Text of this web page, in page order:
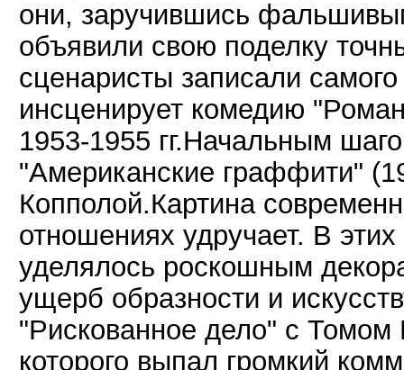
они, заручившись
объявили свою поделку
сценаристы записали
инсценирует комедию
1953-1955 гг.Начальным
"Американские граффити"
Копполой.Картина
отношениях удручает. В
уделялось роскошным
ущерб образности и
"Рискованное дело" с Томом
которого выпал громкий